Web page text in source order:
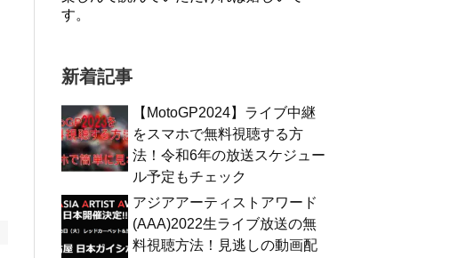
す。
新着記事
【MotoGP2024】ライブ中継
をスマホで無料視聴する方
法！令和6年の放送スケジュー
ル予定もチェック
アジアアーティストアワード
(AAA)2022生ライブ放送の無
料視聴方法！見逃しの動画配